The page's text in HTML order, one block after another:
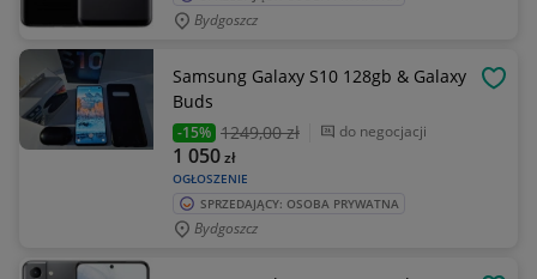
Bydgoszcz
Samsung Galaxy S10 128gb & Galaxy
Buds
-15% 1249,00 zł do negocjacji
OGŁOSZENIE
1 050zł
SPRZEDAJĄCY: OSOBA PRYWATNA
Bydgoszcz